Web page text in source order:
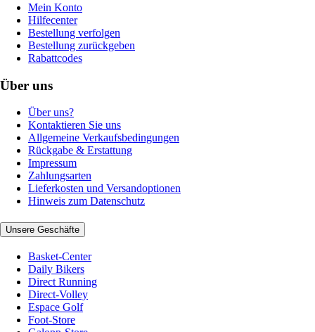
Mein Konto
Hilfecenter
Bestellung verfolgen
Bestellung zurückgeben
Rabattcodes
Über uns
Über uns?
Kontaktieren Sie uns
Allgemeine Verkaufsbedingungen
Rückgabe & Erstattung
Impressum
Zahlungsarten
Lieferkosten und Versandoptionen
Hinweis zum Datenschutz
Unsere Geschäfte
Basket-Center
Daily Bikers
Direct Running
Direct-Volley
Espace Golf
Foot-Store